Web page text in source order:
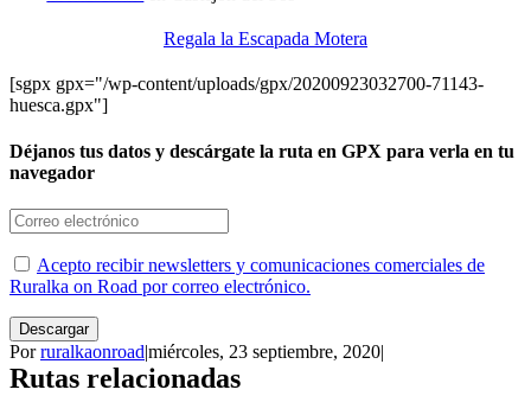
Regala la Escapada Motera
[sgpx gpx="/wp-content/uploads/gpx/20200923032700-71143-
huesca.gpx"]
Déjanos tus datos y descárgate la ruta en GPX para verla en tu
navegador
Acepto recibir newsletters y comunicaciones comerciales de
Ruralka on Road por correo electrónico.
Descargar
Porruralkaonroad|miércoles, 23 septiembre, 2020|
Rutas relacionadas